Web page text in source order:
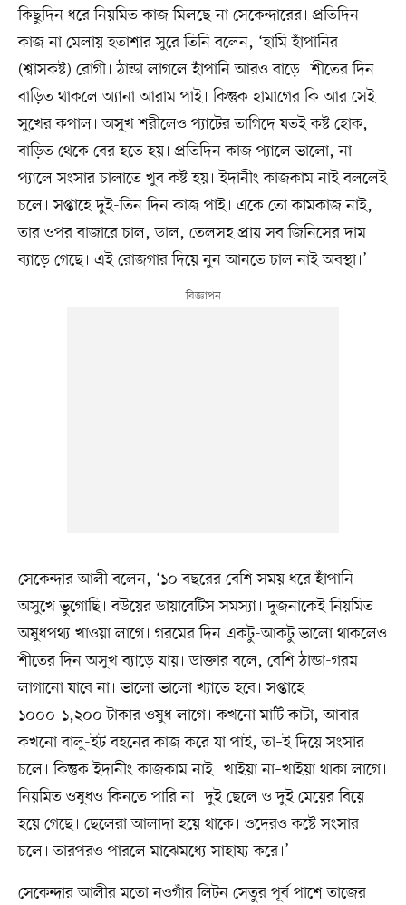
কিছুদিন ধরে নিয়মিত কাজ মিলছে না সেকেন্দারের। প্রতিদিন
কাজ না মেলায় হতাশার সুরে তিনি বলেন, ‘হামি হাঁপানির
(শ্বাসকষ্ট) রোগী। ঠান্ডা লাগলে হাঁপানি আরও বাড়ে। শীতের দিন
বাড়িত থাকলে অ্যানা আরাম পাই। কিন্তুক হামাগের কি আর সেই
সুখের কপাল। অসুখ শরীলেও প্যাটের তাগিদে যতই কষ্ট হোক,
বাড়িত থেকে বের হতে হয়। প্রতিদিন কাজ প্যালে ভালো, না
প্যালে সংসার চালাতে খুব কষ্ট হয়। ইদানীং কাজকাম নাই বললেই
চলে। সপ্তাহে দুই-তিন দিন কাজ পাই। একে তো কামকাজ নাই,
তার ওপর বাজারে চাল, ডাল, তেলসহ প্রায় সব জিনিসের দাম
ব্যাড়ে গেছে। এই রোজগার দিয়ে নুন আনতে চাল নাই অবস্থা।’
সেকেন্দার আলী বলেন, ‘১০ বছরের বেশি সময় ধরে হাঁপানি
অসুখে ভুগোছি। বউয়ের ডায়াবেটিস সমস্যা। দুজনাকেই নিয়মিত
অষুধপথ্য খাওয়া লাগে। গরমের দিন একটু-আকটু ভালো থাকলেও
শীতের দিন অসুখ ব্যাড়ে যায়। ডাক্তার বলে, বেশি ঠান্ডা-গরম
লাগানো যাবে না। ভালো ভালো খ্যাতে হবে। সপ্তাহে
১০০০-১,২০০ টাকার ওষুধ লাগে। কখনো মাটি কাটা, আবার
কখনো বালু-ইট বহনের কাজ করে যা পাই, তা–ই দিয়ে সংসার
চলে। কিন্তুক ইদানীং কাজকাম নাই। খাইয়া না–খাইয়া থাকা লাগে।
নিয়মিত ওষুধও কিনতে পারি না। দুই ছেলে ও দুই মেয়ের বিয়ে
হয়ে গেছে। ছেলেরা আলাদা হয়ে থাকে। ওদেরও কষ্টে সংসার
চলে। তারপরও পারলে মাঝেমধ্যে সাহায্য করে।’
সেকেন্দার আলীর মতো নওগাঁর লিটন সেতুর পূর্ব পাশে তাজের